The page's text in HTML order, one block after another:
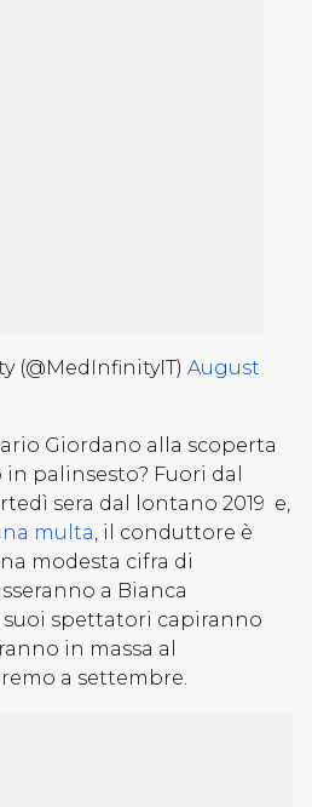
(@MedInfinityIT) August
Giordano alla scoperta
palinsesto? Fuori dal
sera dal lontano 2019 e,
multa, il conduttore è
modesta cifra di
a Bianca
spettatori capiranno
in massa al
a settembre.